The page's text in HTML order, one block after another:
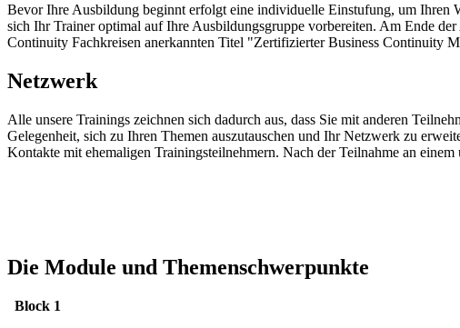
Bevor Ihre Ausbildung beginnt erfolgt eine individuelle Einstufung, um Ihren
sich Ihr Trainer optimal auf Ihre Ausbildungsgruppe vorbereiten. Am Ende
Continuity Fachkreisen anerkannten Titel "Zertifizierter Business Continuity
Netzwerk
Alle unsere Trainings zeichnen sich dadurch aus, dass Sie mit anderen
Gelegenheit, sich zu Ihren Themen auszutauschen und Ihr Netzwerk zu
Kontakte mit ehemaligen Trainingsteilnehmern. Nach der Teilnahme an
Die Module und Themenschwerpunkte
Block 1